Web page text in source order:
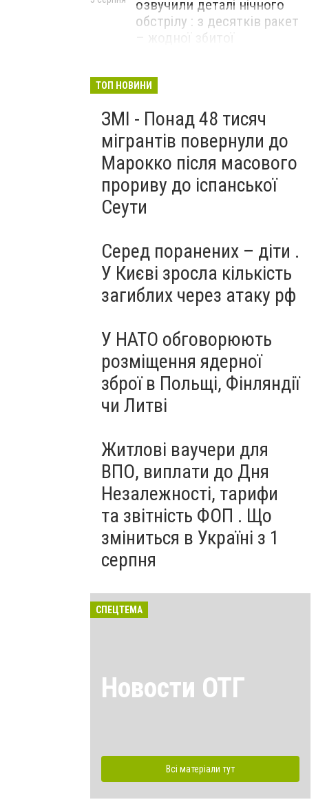
озвучили деталі нічного
обстрілу : з десятків ракет
– жодної збитої
ТОП НОВИНИ
ЗМІ - Понад 48 тисяч
мігрантів повернули до
Марокко після масового
прориву до іспанської
Сеути
Серед поранених – діти .
У Києві зросла кількість
загиблих через атаку рф
У НАТО обговорюють
розміщення ядерної
зброї в Польщі, Фінляндії
чи Литві
Житлові ваучери для
ВПО, виплати до Дня
Незалежності, тарифи
та звітність ФОП . Що
зміниться в Україні з 1
серпня
СПЕЦТЕМА
Новости ОТГ
Всі матеріали тут